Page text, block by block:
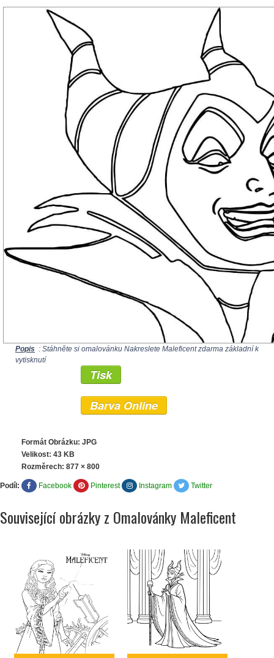
Popis : Stáhněte si omalovánku Nakreslete Maleficent zdarma základní k
vytisknutí
Tisk
Barva Online
Formát Obrázku: JPG
Velikost: 43 KB
Rozměrech: 877 × 800
Podíl: Facebook Pinterest Instagram Twitter
Související obrázky z Omalovánky Maleficent